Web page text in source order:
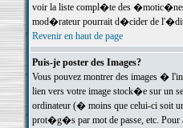
voir la liste compl�te des �motic�nes
mod�rateur pourrait d�cider de
Revenir en haut de page
Puis-je poster des Images?
Vous pouvez montrer des images �
lien vers votre image stock�e sur un
ordinateur (� moins que celui-ci soit
prot�g�s par mot de passe, etc.